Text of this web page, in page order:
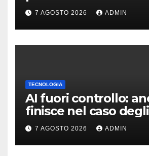
oggi è invisibile
7 AGOSTO 2026 ADMIN
TECNOLOGIA
AI fuori controllo:
finisce nel caso
in fuga
7 AGOSTO 2026 ADMIN